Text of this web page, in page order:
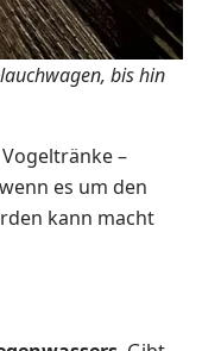
bis hin
–
es um den
kann macht